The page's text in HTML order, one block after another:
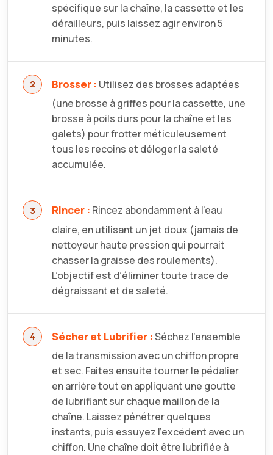
spécifique sur la chaîne, la cassette et les
dérailleurs, puis laissez agir environ 5
minutes.
Brosser : Utilisez des brosses adaptées
(une brosse à griffes pour la cassette, une
brosse à poils durs pour la chaîne et les
galets) pour frotter méticuleusement
tous les recoins et déloger la saleté
accumulée.
Rincer : Rincez abondamment à l’eau
claire, en utilisant un jet doux (jamais de
nettoyeur haute pression qui pourrait
chasser la graisse des roulements).
L’objectif est d’éliminer toute trace de
dégraissant et de saleté.
Sécher et Lubrifier :Séchez l’ensemble
de la transmission avec un chiffon propre
et sec. Faites ensuite tourner le pédalier
en arrière tout en appliquant une goutte
de lubrifiant sur chaque maillon de la
chaîne. Laissez pénétrer quelques
instants, puis essuyez l’excédent avec un
chiffon. Une chaîne doit être lubrifiée à